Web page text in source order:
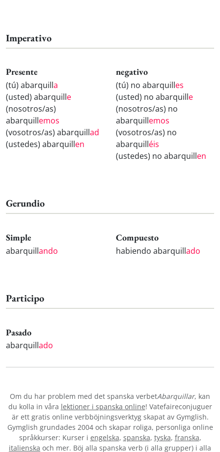
Imperativo
Presente
(tú) abarquilla
(usted) abarquille
(nosotros/as)
abarquillemos
(vosotros/as) abarquillad
(ustedes) abarquillen
negativo
(tú) no abarquilles
(usted) no abarquille
(nosotros/as) no
abarquillemos
(vosotros/as) no
abarquilléis
(ustedes) no abarquillen
Gerundio
Simple
abarquillando
Compuesto
habiendo abarquillado
Participo
Pasado
abarquillado
Om du har problem med det spanska verbetAbarquillar, kan
du kolla in våra lektioner i spanska online! Vatefaireconjuguer
är ett gratis online verbböjningsverktyg skapat av Gymglish.
Gymglish grundades 2004 och skapar roliga, personliga online
språkkurser: Kurser i engelska, spanska, tyska, franska,
italienska och mer. Böj alla spanska verb (i alla grupper) i alla